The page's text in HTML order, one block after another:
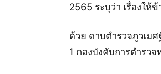
2565 ระบุว่า เรื่องให้
ด้วย ดาบตำรวจภูวเม
1 กองบังคับการตำรว